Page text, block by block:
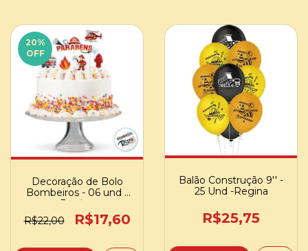
20%
OFF
Decoração de Bolo
Bombeiros - 06 und -
Regina
R$22,00
R$17,60
Balão Construção 9'' -
25 Und -Regina
R$25,75